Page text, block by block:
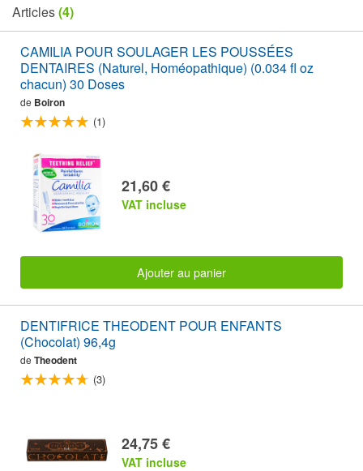
Articles(4)
CAMILIA POUR SOULAGER LES POUSSÉES
DENTAIRES (Naturel, Homéopathique) (0.034 fl oz
chacun) 30 Doses
de Boiron
(1)
21,60 €
VAT incluse
Ajouter au panier
DENTIFRICE THEODENT POUR ENFANTS
(Chocolat) 96,4g
de Theodent
(3)
24,75 €
VAT incluse